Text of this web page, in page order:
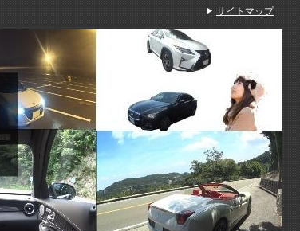
サイトマップ